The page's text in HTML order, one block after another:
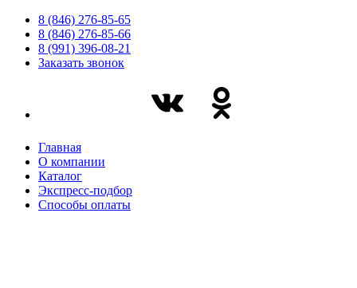
8 (846) 276-85-65
8 (846) 276-85-66
8 (991) 396-08-21
Заказать звонок
Главная
О компании
Каталог
Экспресс-подбор
Способы оплаты